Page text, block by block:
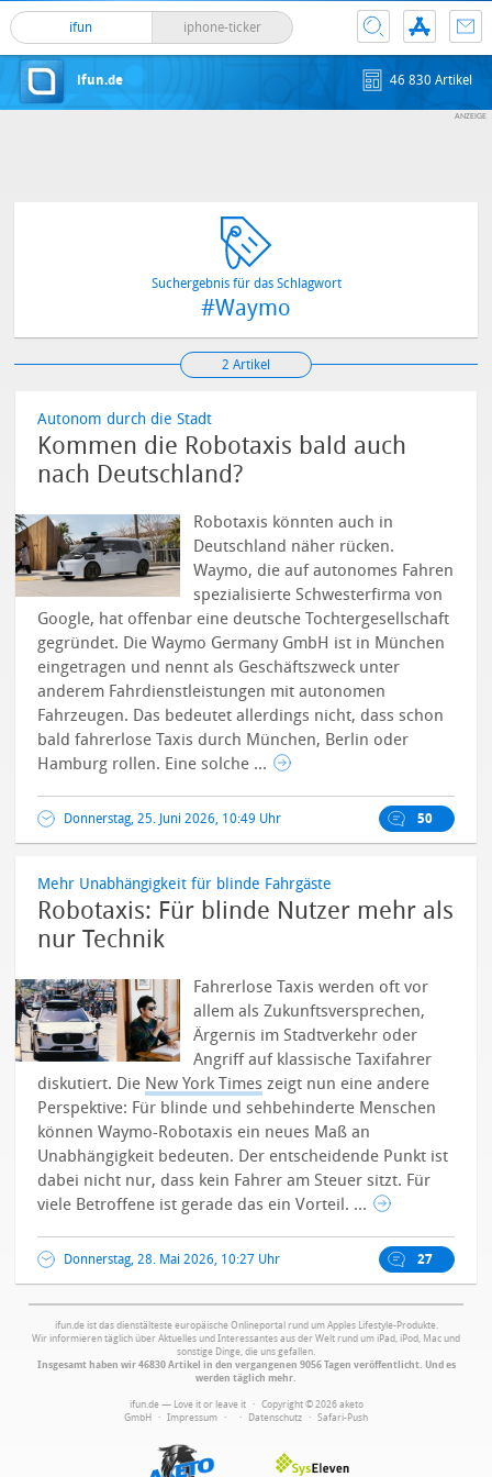
ifun iphone-ticker
ifun.de 46 830 Artikel
Suchergebnis für das Schlagwort
#Waymo
2 Artikel
Autonom durch die Stadt
Kommen die Robotaxis bald auch
nach Deutschland?
Robotaxis könnten auch in
Deutschland näher rücken.
Waymo, die auf autonomes Fahren
spezialisierte Schwesterfirma von
Google, hat offenbar eine deutsche Tochtergesellschaft
gegründet. Die Waymo Germany GmbH ist in München
eingetragen und nennt als Geschäftszweck unter
anderem Fahrdienstleistungen mit autonomen
Fahrzeugen. Das bedeutet allerdings nicht, dass schon
bald fahrerlose Taxis durch München, Berlin oder
Hamburg rollen. Eine solche ...
Donnerstag, 25. Juni 2026, 10:49 Uhr 50
Mehr Unabhängigkeit für blinde Fahrgäste
Robotaxis: Für blinde Nutzer mehr als
nur Technik
Fahrerlose Taxis werden oft vor
allem als Zukunftsversprechen,
Ärgernis im Stadtverkehr oder
Angriff auf klassische Taxifahrer
diskutiert. Die New York Times zeigt nun eine andere
Perspektive: Für blinde und sehbehinderte Menschen
können Waymo-Robotaxis ein neues Maß an
Unabhängigkeit bedeuten. Der entscheidende Punkt ist
dabei nicht nur, dass kein Fahrer am Steuer sitzt. Für
viele Betroffene ist gerade das ein Vorteil. ...
Donnerstag, 28. Mai 2026, 10:27 Uhr 27
ifun.de ist das dienstälteste europäische Onlineportal rund um Apples Lifestyle-Produkte.
Wir informieren täglich über Aktuelles und Interessantes aus der Welt rund um iPad, iPod, Mac und
sonstige Dinge, die uns gefallen.
Insgesamt haben wir 46830 Artikel in den vergangenen 9056 Tagen veröffentlicht. Und es
werden täglich mehr.
ifun.de — Love it or leave it · Copyright © 2026 aketo
GmbH · Impressum · · Datenschutz · Safari-Push